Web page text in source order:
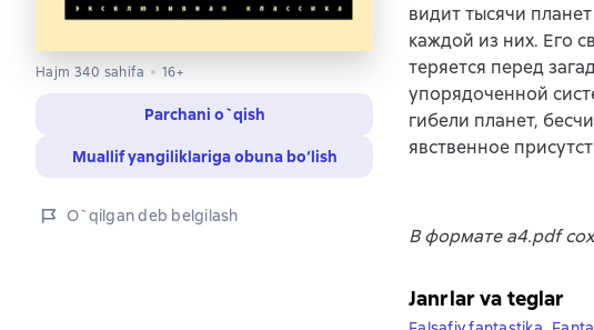
Hajm 340 sahifa 16+
Parchani o`qish
Muallif yangiliklariga obuna bo‘lish
O`qilgan deb belgilash
видит тысячи
каждой из них. Его
теряется перед
упорядоченной
гибели планет,
явственное
В формате a4.pdf
Janrlar va teglar